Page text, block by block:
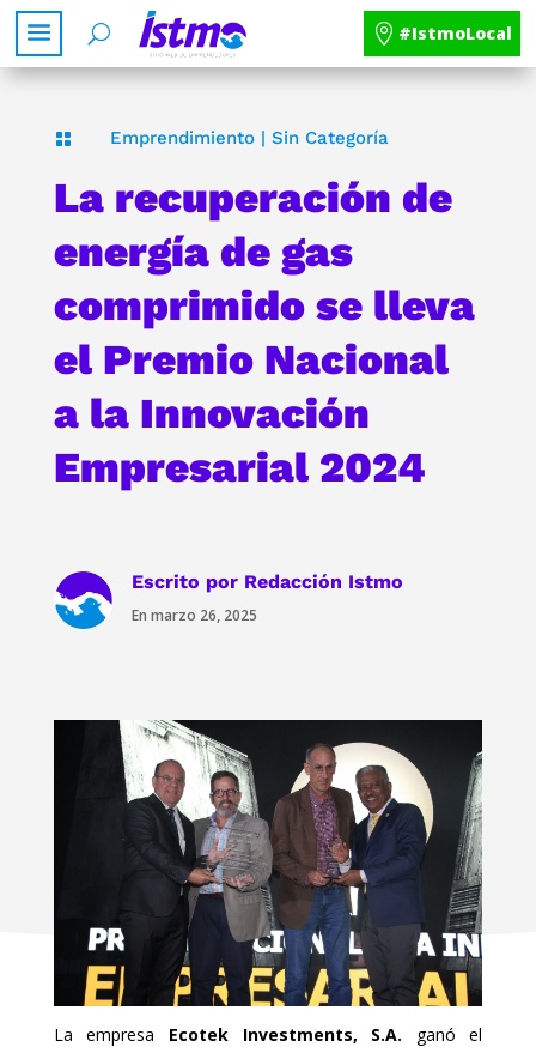
#IstmoLocal
 Emprendimiento| Sin Categoría
La recuperación de
energía de gas
comprimido se lleva
el Premio Nacional
a la Innovación
Empresarial 2024
Escrito por Redacción Istmo
En marzo 26, 2025
La empresa Ecotek Investments, S.A. ganó el